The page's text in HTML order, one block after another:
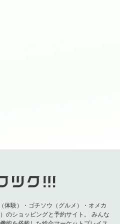
体験）・ゴチソウ（グルメ）・オメカ
のショッピングと予約サイト。
みんな